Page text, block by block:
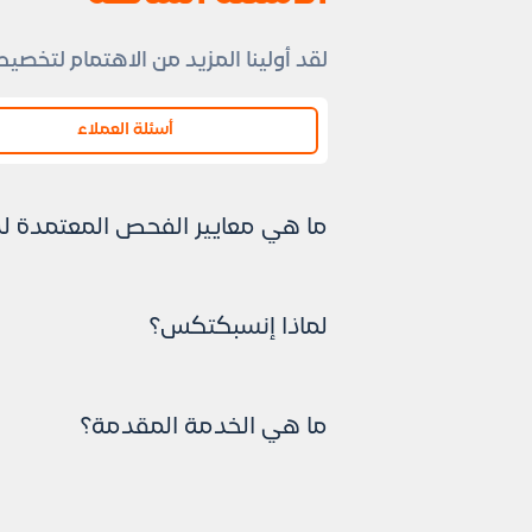
لقد أولينا المزيد من الاهتمام
أسئلة العملاء
ما هي معايير الفحص المعتمدة
ACI
لماذا إنسبكتكس؟
استراتيجيات مدروسة لتقديم تقرير
ما هي الخدمة المقدمة؟
تقدم انسبكتس خدمة فحص